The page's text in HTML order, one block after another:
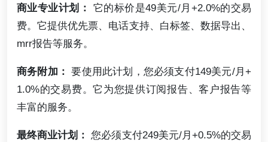
商业专业计划： 它的标价是49美元/月+2.0%的交易
费。它提供优先票、电话支持、白标签、数据导出、
mrr报告等服务。
商务附加： 要使用此计划，您必须支付149美元/月+
1.0%的交易费。它为您提供订阅报告、客户报告等
丰富的服务。
最终商业计划： 您必须支付249美元/月+0.5%的交易